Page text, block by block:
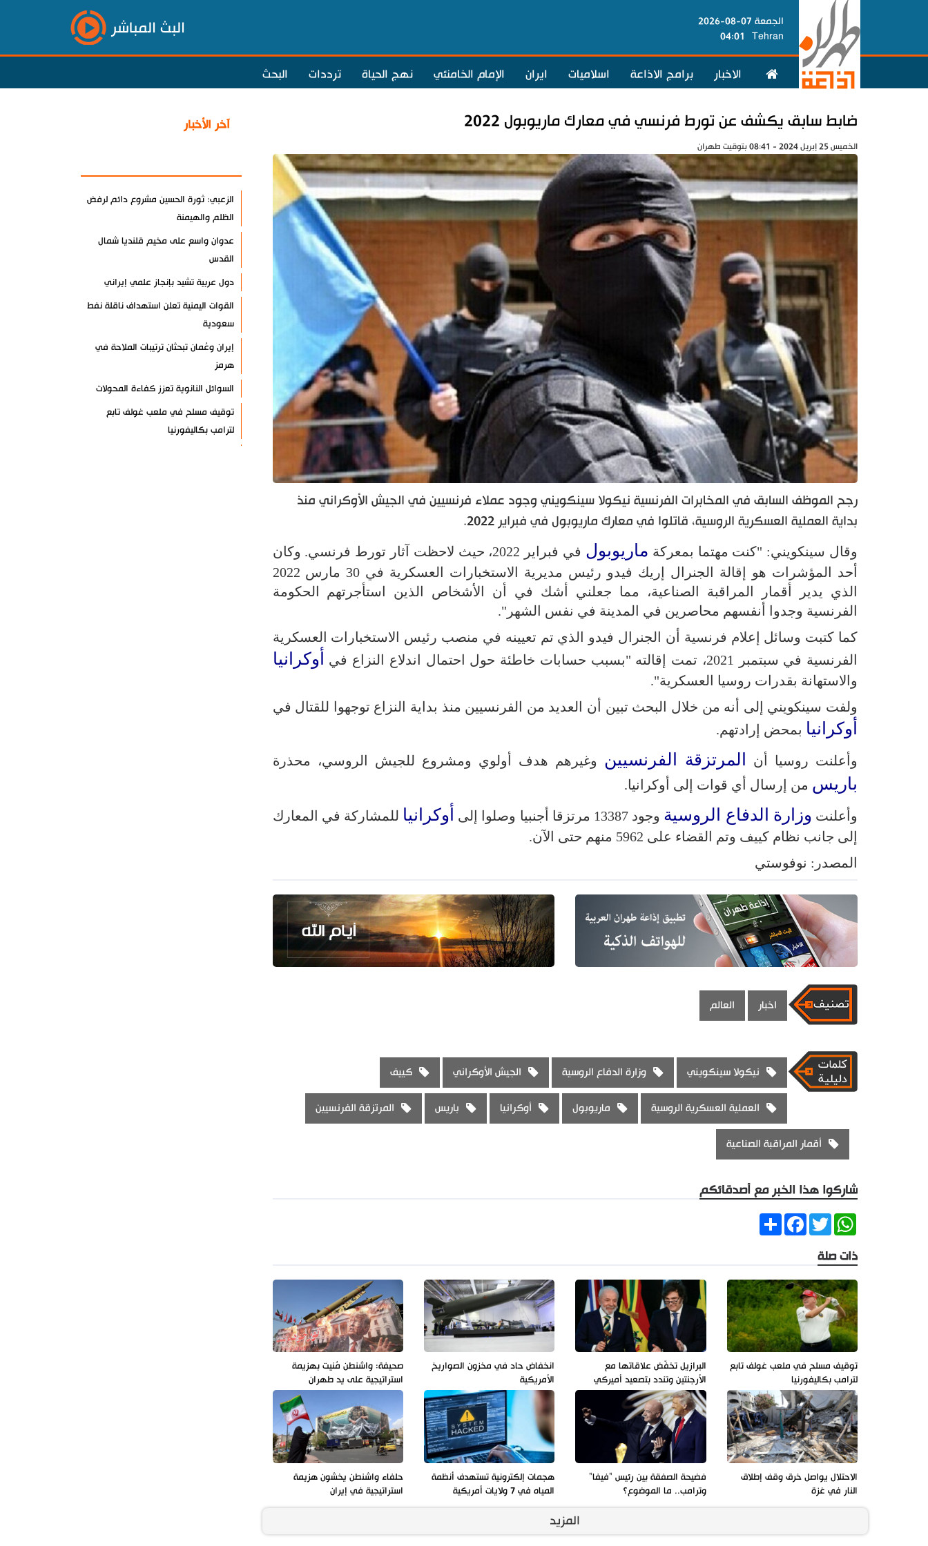
الجمعة 07-08-2026
Tehran
04:01 البث المباشر
الاخبار برامج الاذاعة اسلاميات ايران الإمام الخامنئي نهج الحياة ترددات البحث
ضابط سابق يكشف عن تورط فرنسي في معارك ماريوبول 2022
الخميس 25 إبريل 2024 - 08:41 بتوقيت طهران
رجح الموظف السابق في المخابرات الفرنسية نيكولا سينكويني وجود عملاء فرنسيين في الجيش الأوكراني منذ
بداية العملية العسكرية الروسية، قاتلوا في معارك ماريوبول في فبراير 2022.
وقال سينكويني: "كنت مهتما بمعركة ماريوبول
في فبراير 2022، حيث لاحظت آثار تورط فرنسي. وكان
أحد المؤشرات هو إقالة الجنرال إريك فيدو رئيس مديرية الاستخبارات العسكرية في 30 مارس 2022
الذي يدير أقمار المراقبة الصناعية، مما جعلني أشك في أن الأشخاص الذين استأجرتهم الحكومة
الفرنسية وجدوا أنفسهم محاصرين في المدينة في نفس الشهر".
كما كتبت وسائل إعلام فرنسية أن الجنرال فيدو الذي تم تعيينه في منصب رئيس الاستخبارات العسكرية
الفرنسية في سبتمبر 2021، تمت إقالته "بسبب حسابات خاطئة حول احتمال اندلاع النزاع في
أوكرانيا
والاستهانة بقدرات روسيا العسكرية".
ولفت سينكويني إلى أنه من خلال البحث تبين أن العديد من الفرنسيين منذ بداية النزاع توجهوا للقتال في
أوكرانيا بمحض إرادتهم.
وأعلنت روسيا أن المرتزقة الفرنسيين وغيرهم هدف أولوي ومشروع للجيش الروسي، محذرة
باريس من إرسال أي قوات إلى أوكرانيا.
وأعلنت وزارة الدفاع الروسية وجود 13387 مرتزقا أجنبيا وصلوا إلى أوكرانيا للمشاركة في المعارك
إلى جانب نظام كييف وتم القضاء على 5962 منهم حتى الآن.
المصدر: نوفوستي
اخبار العالم
نيكولا سينكويني وزارة الدفاع الروسية الجيش الأوكراني كييف
العملية العسكرية الروسية ماريوبول أوكرانيا باريس المرتزقة الفرنسيين
أقمار المراقبة الصناعية
شاركوا هذا الخبر مع أصدقائكم
ShareFacebookTwitter
WhatsApp
ذات صلة
توقيف مسلح في ملعب غولف تابع
لترامب بكاليفورنيا
البرازيل تخفّض علاقاتها مع
الأرجنتين وتندد بتصعيد أميركي
انخفاض حاد في مخزون الصواريخ
الأمريكية
صحيفة: واشنطن مُنيت بهزيمة
استراتيجية على يد طهران
الاحتلال يواصل خرق وقف إطلاق
النار في غزة
فضيحة الصفقة بين رئيس "فيفا"
وترامب.. ما الموضوع؟
هجمات إلكترونية تستهدف أنظمة
المياه في 7 ولايات أمريكية
حلفاء واشنطن يخشون هزيمة
استراتيجية في إيران
المزيد
آخر الأخبار
الزعبي: ثورة الحسين مشروع دائم لرفض
الظلم والهيمنة
عدوان واسع على مخيم قلنديا شمال
القدس
دول عربية تشيد بإنجاز علمي إيراني
القوات اليمنية تعلن استهداف ناقلة نفط
سعودية
إيران وعُمان تبحثان ترتيبات الملاحة في
هرمز
السوائل النانوية تعزز كفاءة المحولات
توقيف مسلح في ملعب غولف تابع
لترامب بكاليفورنيا